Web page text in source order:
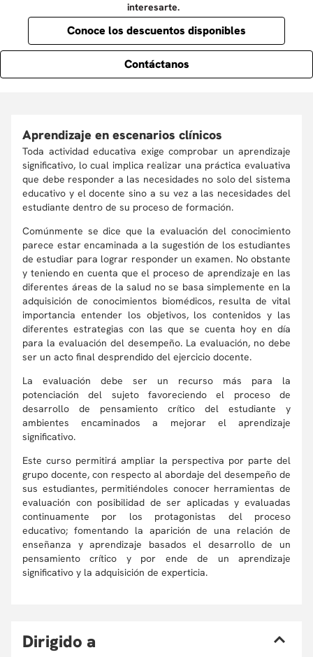
interesarte.
Conoce los descuentos disponibles
Contáctanos
Aprendizaje en escenarios clínicos
Toda actividad educativa exige comprobar un aprendizaje
significativo, lo cual implica realizar una práctica evaluativa
que debe responder a las necesidades no solo del sistema
educativo y el docente sino a su vez a las necesidades del
estudiante dentro de su proceso de formación.
Comúnmente se dice que la evaluación del conocimiento
parece estar encaminada a la sugestión de los estudiantes
de estudiar para lograr responder un examen. No obstante
y teniendo en cuenta que el proceso de aprendizaje en las
diferentes áreas de la salud no se basa simplemente en la
adquisición de conocimientos biomédicos, resulta de vital
importancia entender los objetivos, los contenidos y las
diferentes estrategias con las que se cuenta hoy en día
para la evaluación del desempeño. La evaluación, no debe
ser un acto final desprendido del ejercicio docente.
La evaluación debe ser un recurso más para la
potenciación del sujeto favoreciendo el proceso de
desarrollo de pensamiento crítico del estudiante y
ambientes encaminados a mejorar el aprendizaje
significativo.
Este curso permitirá ampliar la perspectiva por parte del
grupo docente, con respecto al abordaje del desempeño de
sus estudiantes, permitiéndoles conocer herramientas de
evaluación con posibilidad de ser aplicadas y evaluadas
continuamente por los protagonistas del proceso
educativo; fomentando la aparición de una relación de
enseñanza y aprendizaje basados el desarrollo de un
pensamiento crítico y por ende de un aprendizaje
significativo y la adquisición de experticia.
Dirigido a